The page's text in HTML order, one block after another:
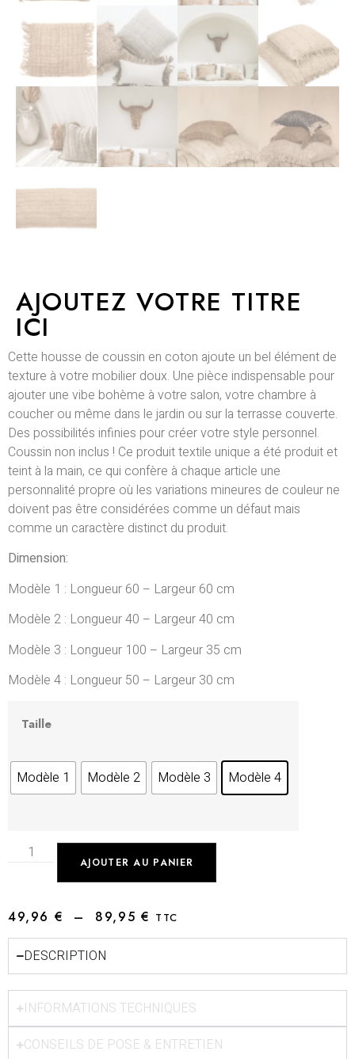
AJOUTEZ VOTRE TITRE
ICI
Cette housse de coussin en coton ajoute un bel élément de
texture à votre mobilier doux. Une pièce indispensable pour
ajouter une vibe bohème à votre salon, votre chambre à
coucher ou même dans le jardin ou sur la terrasse couverte.
Des possibilités infinies pour créer votre style personnel.
Coussin non inclus ! Ce produit textile unique a été produit et
teint à la main, ce qui confère à chaque article une
personnalité propre où les variations mineures de couleur ne
doivent pas être considérées comme un défaut mais
comme un caractère distinct du produit.
Dimension:
Modèle 1 : Longueur 60 – Largeur 60 cm
Modèle 2 : Longueur 40 – Largeur 40 cm
Modèle 3 : Longueur 100 – Largeur 35 cm
Modèle 4 : Longueur 50 – Largeur 30 cm
Taille
Modèle 1 Modèle 2 Modèle 3 Modèle 4
AJOUTER AU PANIER
49,96 € – 89,95 € TTC
DESCRIPTION
INFORMATIONS TECHNIQUES
CONSEILS DE POSE & ENTRETIEN